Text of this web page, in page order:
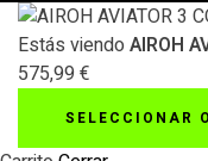
Estás viendo AIROH
575,99 €
SELECCIONAR